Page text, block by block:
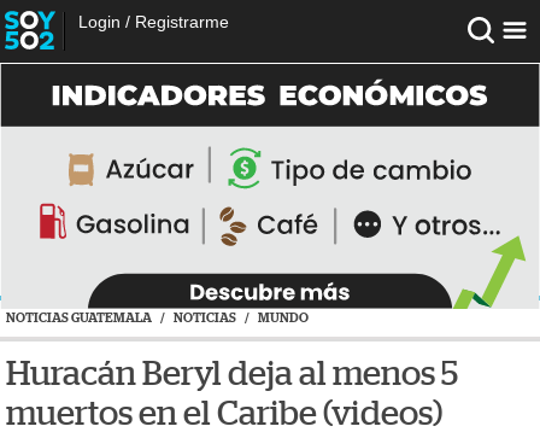
Login / Registrarme
NOTICIAS GUATEMALA / NOTICIAS / MUNDO
Huracán Beryl deja al menos 5
muertos en el Caribe (videos)